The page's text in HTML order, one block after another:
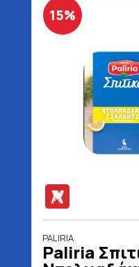
15%
PALIRIA
Paliria